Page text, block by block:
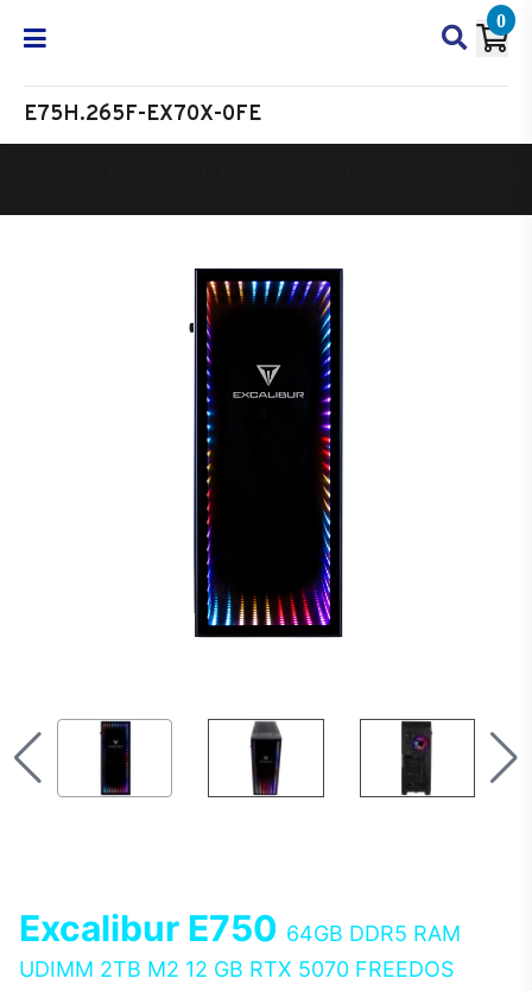
0
E75H.265F-EX70X-0FE
Excalibur E750 64GB DDR5 RAM
UDIMM 2TB M2 12 GB RTX 5070 FREEDOS